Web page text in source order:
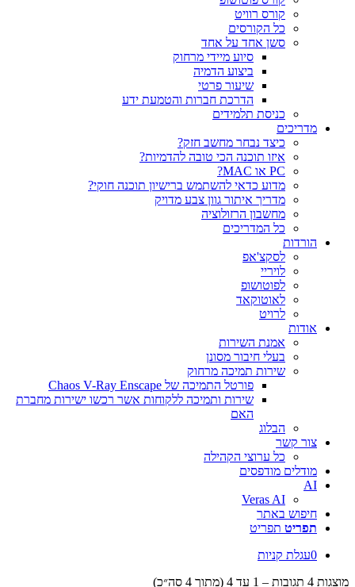
קורס רוויט
כל הקורסים
סשן אחד על אחד
סיוע מיידי מרחוק
ביצוע הדמיה
שיעור פרטי
הדרכת חברות והטמעת ידע
כניסת תלמידים
מדריכים
כיצד נבחר מחשב חזק?
איזו תוכנה הכי טובה להדמיות?‎‎
PC או MAC?
מדוע כדאי להשתמש ברישיון תוכנה חוקי?
מדריך איתור גוון צבע מדויק
מחשבון הרזולוציה
כל המדריכים
הורדות
לסקצ'אפ
לויריי
לפוטושופ
לאוטוקאד
לרויט
אודות
אמנת השירות
בעלי חיבור מסונן
שירות תמיכה מרחוק
פורטל התמיכה של Chaos V-Ray Enscape
שירות ותמיכה ללקוחות אשר רכשו ישירות מחברת
האם
הבלוג
צור קשר
כל ערוצי הקהילה
מודלים מודפסים
AI
Veras AI
חיפוש באתר
תפריט תפריט
0עגלת קניות
מוצגות 4 תגובות – 1 עד 4 (מתוך 4 סה״כ)